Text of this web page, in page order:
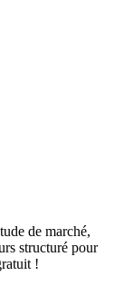
de marché,
structuré pour
!